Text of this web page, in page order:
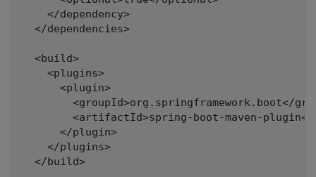
    </dependency>
  </dependencies>
  <build>
    <plugins>
      <plugin>
<groupId>org.springframework.boot</
<artifactId>spring-boot-maven-
      </plugin>
    </plugins>
  </build>